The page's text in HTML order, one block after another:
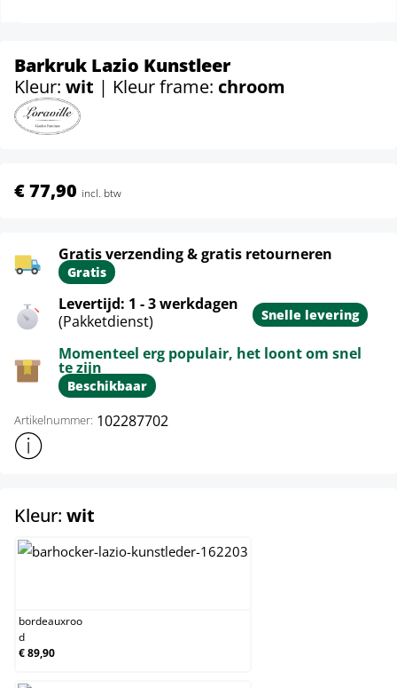
Barkruk Lazio Kunstleer
Kleur: wit | Kleur frame: chroom
€ 77,90 incl. btw
Gratis verzending & gratis retourneren
Gratis
Levertijd: 1 - 3 werkdagen
(Pakketdienst)
Snelle levering
Momenteel erg populair, het loont om snel
te zijn
Beschikbaar
Artikelnummer: 102287702
Toon meer productinformatie
Kleur: wit
bordeauxroo
d
€ 89,90